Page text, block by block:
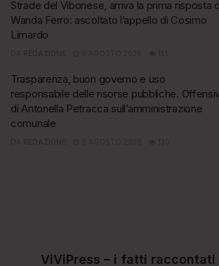
Strade del Vibonese, arriva la prima risposta
Wanda Ferro: ascoltato l’appello di Cosimo
Limardo
Trasparenza, buon governo e uso
responsabile delle risorse pubbliche.
di Antonella Petracca sull’amministrazione
comunale
ViViPress – i fatti raccontati